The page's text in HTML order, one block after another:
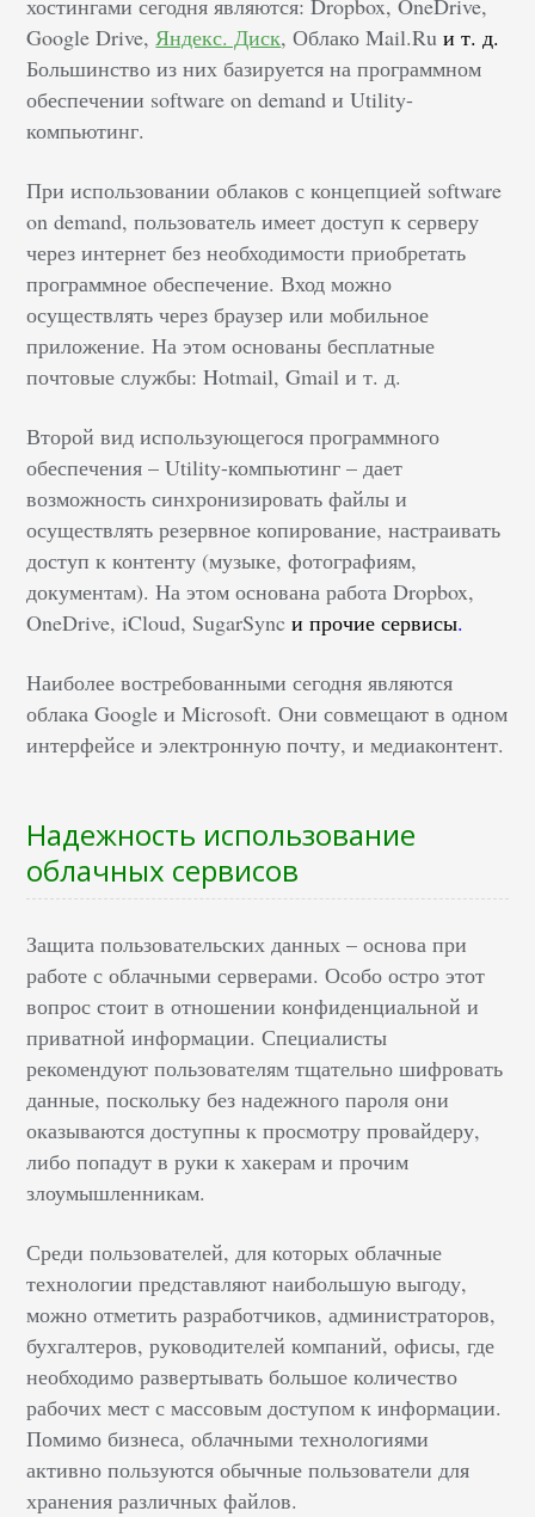
хостингами сегодня являются: Dropbox, OneDrive,
Google Drive,Яндекс. Диск, Облако Mail.Ru и т. д.
Большинство из них базируется на программном
обеспечении software on demand и Utility-
компьютинг.
При использовании облаков с концепцией software
on demand, пользователь имеет доступ к серверу
через интернет без необходимости приобретать
программное обеспечение. Вход можно
осуществлять через браузер или мобильное
приложение. На этом основаны бесплатные
почтовые службы: Hotmail, Gmail и т. д.
Второй вид использующегося программного
обеспечения – Utility-компьютинг – дает
возможность синхронизировать файлы и
осуществлять резервное копирование, настраивать
доступ к контенту (музыке, фотографиям,
документам). На этом основана работа Dropbox,
OneDrive, iCloud, SugarSync и прочие сервисы.
Наиболее востребованными сегодня являются
облака Google и Microsoft. Они совмещают в одном
интерфейсе и электронную почту, и медиаконтент.
Надежность использование
облачных сервисов
Защита пользовательских данных – основа при
работе с облачными серверами. Особо остро этот
вопрос стоит в отношении конфиденциальной и
приватной информации. Специалисты
рекомендуют пользователям тщательно шифровать
данные, поскольку без надежного пароля они
оказываются доступны к просмотру провайдеру,
либо попадут в руки к хакерам и прочим
злоумышленникам.
Среди пользователей, для которых облачные
технологии представляют наибольшую выгоду,
можно отметить разработчиков, администраторов,
бухгалтеров, руководителей компаний, офисы, где
необходимо развертывать большое количество
рабочих мест с массовым доступом к информации.
Помимо бизнеса, облачными технологиями
активно пользуются обычные пользователи для
хранения различных файлов.